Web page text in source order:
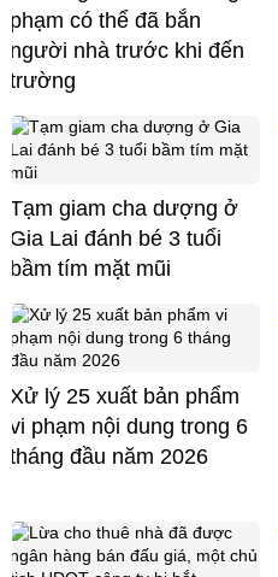
phạm có thể đã bắn
người nhà trước khi đến
trường
Tạm giam cha dượng ở
Gia Lai đánh bé 3 tuổi
bầm tím mặt mũi
Xử lý 25 xuất bản phẩm
vi phạm nội dung trong 6
tháng đầu năm 2026